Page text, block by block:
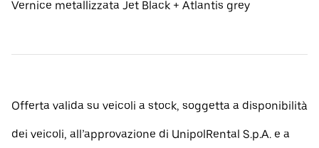
Vernice metallizzata Jet Black + Atlantis grey
Offerta valida su veicoli a stock, soggetta a disponibilità
dei veicoli, all’approvazione di UnipolRental S.p.A. e a